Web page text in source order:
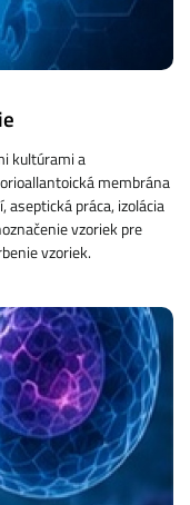
kultúrami a
membrána
aseptická práca, izolácia
vzoriek pre
vzoriek.